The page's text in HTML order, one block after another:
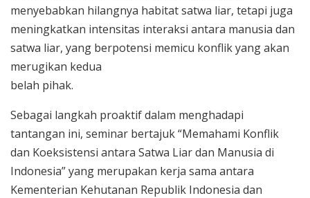
menyebabkan hilangnya habitat satwa liar, tetapi juga
meningkatkan intensitas interaksi antara manusia dan
satwa liar, yang berpotensi memicu konflik yang akan
merugikan kedua
belah pihak.
Sebagai langkah proaktif dalam menghadapi
tantangan ini, seminar bertajuk “Memahami Konflik
dan Koeksistensi antara Satwa Liar dan Manusia di
Indonesia” yang merupakan kerja sama antara
Kementerian Kehutanan Republik Indonesia dan